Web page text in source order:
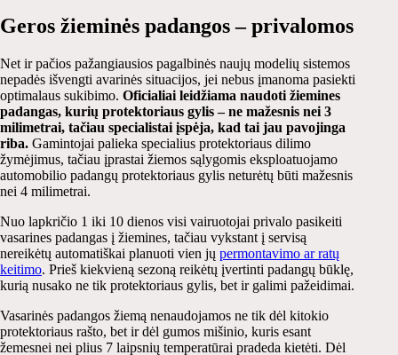
Geros žieminės padangos – privalomos
Net ir pačios pažangiausios pagalbinės naujų modelių sistemos
nepadės išvengti avarinės situacijos, jei nebus įmanoma pasiekti
optimalaus sukibimo. Oficialiai leidžiama naudoti žiemines
padangas, kurių protektoriaus gylis – ne mažesnis nei 3
milimetrai, tačiau specialistai įspėja, kad tai jau pavojinga
riba. Gamintojai palieka specialius protektoriaus dilimo
žymėjimus, tačiau įprastai žiemos sąlygomis eksploatuojamo
automobilio padangų protektoriaus gylis neturėtų būti mažesnis
nei 4 milimetrai.
Nuo lapkričio 1 iki 10 dienos visi vairuotojai privalo pasikeiti
vasarines padangas į žiemines, tačiau vykstant į servisą
nereikėtų automatiškai planuoti vien jų permontavimo ar ratų
keitimo. Prieš kiekvieną sezoną reikėtų įvertinti padangų būklę,
kurią nusako ne tik protektoriaus gylis, bet ir galimi pažeidimai.
Vasarinės padangos žiemą nenaudojamos ne tik dėl kitokio
protektoriaus rašto, bet ir dėl gumos mišinio, kuris esant
žemesnei nei plius 7 laipsnių temperatūrai pradeda kietėti. Dėl